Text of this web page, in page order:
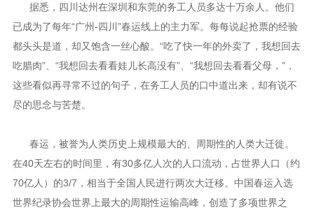
据悉，四川达州在深圳和东莞的务工人员多达十万余人。他们
已成为了每年“广州-四川”春运线上的主力军。每每说起抢票的经验
都头头是道，却又饱含一丝心酸。“吃了快一年的外卖了，我想回去
吃腊肉”、“我想回去看看娃儿长高没有”、“我想回去看看父母，”，
这些看似再寻常不过的句子，在务工人员的口中道出来，却有说不
尽的思念与苦楚。
春运，被誉为人类历史上规模最大的、周期性的人类大迁徙。
在40天左右的时间里，有30多亿人次的人口流动，占世界人口（约
70亿人）的3/7，相当于全国人民进行两次大迁移。中国春运入选
世界纪录协会世界上最大的周期性运输高峰，创造了多项世界之